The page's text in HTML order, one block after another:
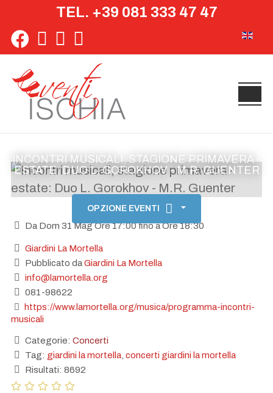
TEL. +39 081 333 47 47
INCONTRI MUSICALI, STAGIONE PRIMAVERA -
ESTATE: DUO L. GOROKHOV - M.R. GUENTER
OPZIONE EVENTI
Da Dom 31 Mag Ore 17:00 fino a Ore 18:30
Giardini La Mortella
Pubblicato daGiardini La Mortella
info@lamortella.org
081-98622
https://www.lamortella.org/musica/programma-incontri-
musicali
Categorie: Concerti
Tag: giardini la mortella concerti giardini la mortella
Risultati: 8692